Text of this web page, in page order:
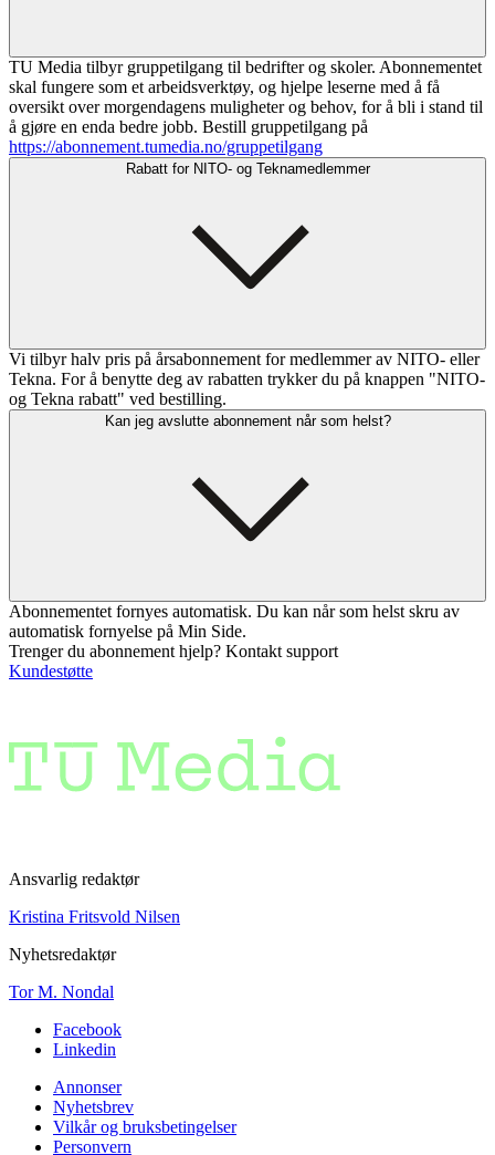
TU Media tilbyr gruppetilgang til bedrifter og skoler. Abonnementet
skal fungere som et arbeidsverktøy, og hjelpe leserne med å få
oversikt over morgendagens muligheter og behov, for å bli i stand til
å gjøre en enda bedre jobb. Bestill gruppetilgang på
https://abonnement.tumedia.no/gruppetilgang
Rabatt for NITO- og Teknamedlemmer
Vi tilbyr halv pris på årsabonnement for medlemmer av NITO- eller
Tekna. For å benytte deg av rabatten trykker du på knappen "NITO-
og Tekna rabatt" ved bestilling.
Kan jeg avslutte abonnement når som helst?
Abonnementet fornyes automatisk. Du kan når som helst skru av
automatisk fornyelse på Min Side.
Trenger du abonnement hjelp? Kontakt support
Kundestøtte
Ansvarlig redaktør
Kristina Fritsvold Nilsen
Nyhetsredaktør
Tor M. Nondal
Facebook
Linkedin
Annonser
Nyhetsbrev
Vilkår og bruksbetingelser
Personvern